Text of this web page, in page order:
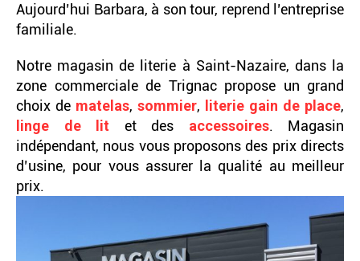
Aujourd’hui Barbara, à son tour, reprend l’entreprise
familiale.
Notre magasin de literie à Saint-Nazaire, dans la
zone commerciale de Trignac propose un grand
choix de matelas, sommier, literie gain de place,
linge de lit et des accessoires. Magasin
indépendant, nous vous proposons des prix directs
d’usine, pour vous assurer la qualité au meilleur
prix.